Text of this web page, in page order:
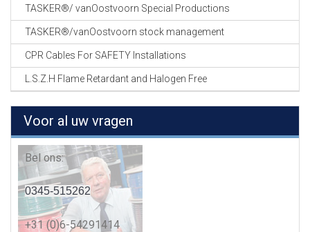
TASKER®/ vanOostvoorn Special Productions
TASKER®/vanOostvoorn stock management
CPR Cables For SAFETY Installations
L.S.Z.H Flame Retardant and Halogen Free
Voor al uw vragen
Bel ons:
0345-515262
+31 (0)6-54291414